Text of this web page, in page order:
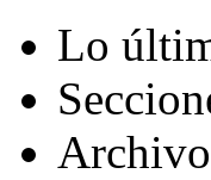
Lo
Archivo